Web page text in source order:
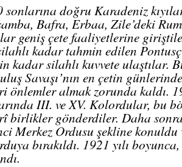
sonlarına doğru Karadeniz
Bafra, Erbaa, Zile’deki
geniş çete faaliyetlerine
kadar tahmin edilen
kadar silahlı kuvvete ulaştılar.
Savaşı’nın en çetin
önlemler almak zorunda kaldı.
III. ve XV. Kolordular, bu
birlikler gönderdiler. Daha
Merkez Ordusu şekline konuldu
bırakıldı. 1921 yılı